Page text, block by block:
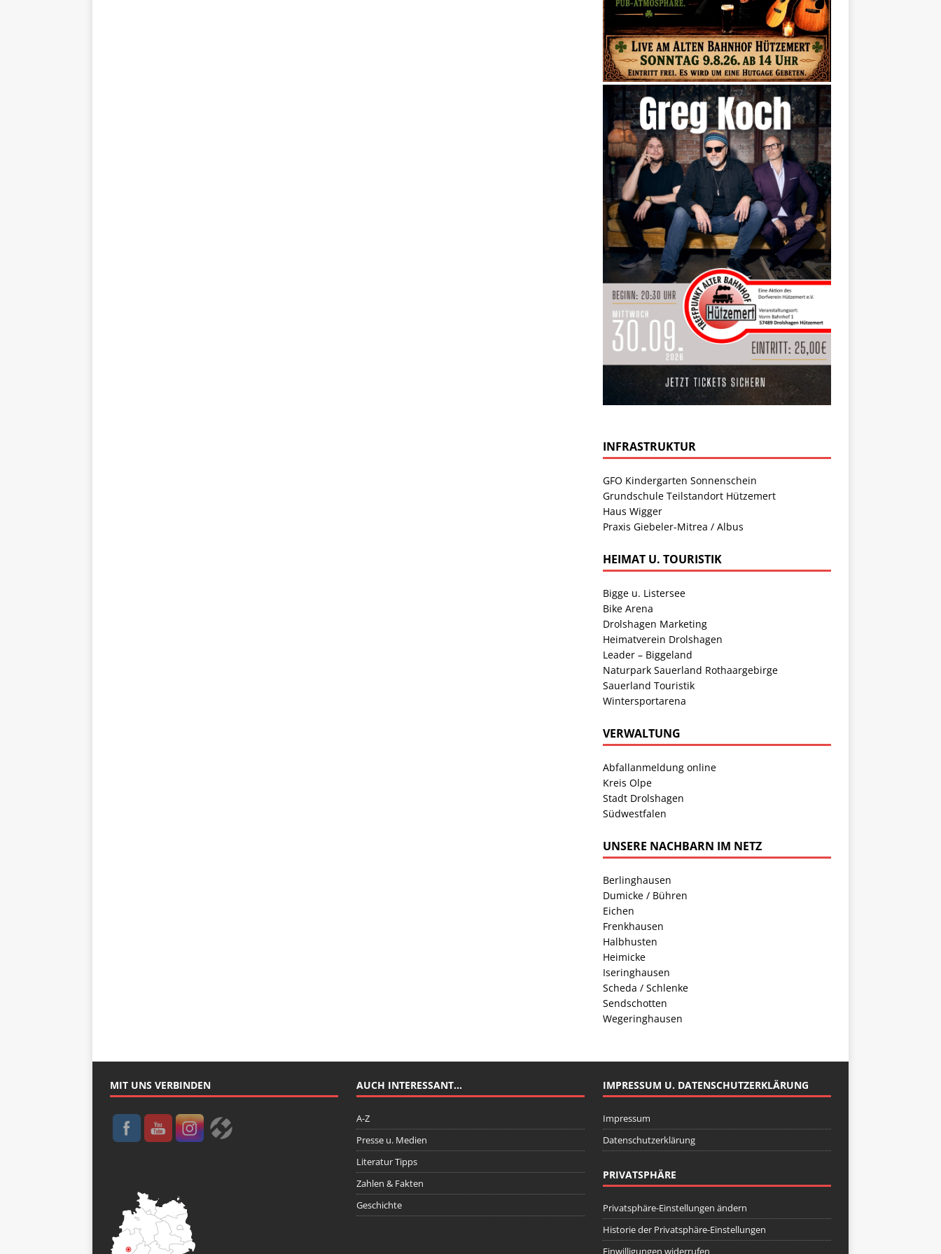
INFRASTRUKTUR
GFO Kindergarten Sonnenschein
Grundschule Teilstandort Hützemert
Haus Wigger
Praxis Giebeler-Mitrea / Albus
HEIMAT U. TOURISTIK
Bigge u. Listersee
Bike Arena
Drolshagen Marketing
Heimatverein Drolshagen
Leader – Biggeland
Naturpark Sauerland Rothaargebirge
Sauerland Touristik
Wintersportarena
VERWALTUNG
Abfallanmeldung online
Kreis Olpe
Stadt Drolshagen
Südwestfalen
UNSERE NACHBARN IM NETZ
Berlinghausen
Dumicke / Bühren
Eichen
Frenkhausen
Halbhusten
Heimicke
Iseringhausen
Scheda / Schlenke
Sendschotten
Wegeringhausen
MIT UNS VERBINDEN AUCH INTERESSANT…
A-Z
Presse u. Medien
Literatur Tipps
Zahlen & Fakten
Geschichte
IMPRESSUM U. DATENSCHUTZERKLÄRUNG
Impressum
Datenschutzerklärung
PRIVATSPHÄRE
Privatsphäre-Einstellungen ändern
Historie der Privatsphäre-Einstellungen
Einwilligungen widerrufen